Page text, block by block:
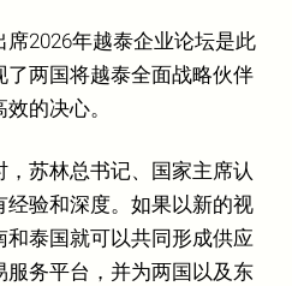
2026年越泰企业论坛是此
两国将越泰全面战略伙伴
的决心。
苏林总书记、国家主席认
验和深度。如果以新的视
泰国就可以共同形成供应
务平台，并为两国以及东